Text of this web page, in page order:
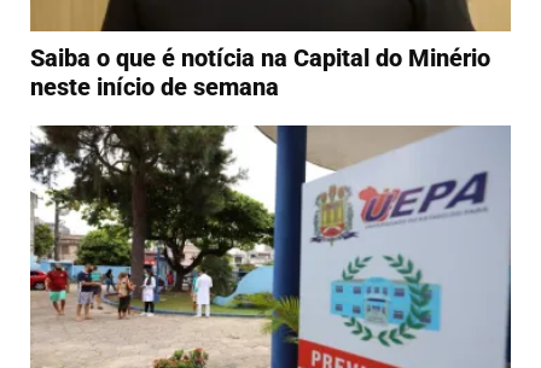
Saiba o que é notícia na Capital do Minério
neste início de semana